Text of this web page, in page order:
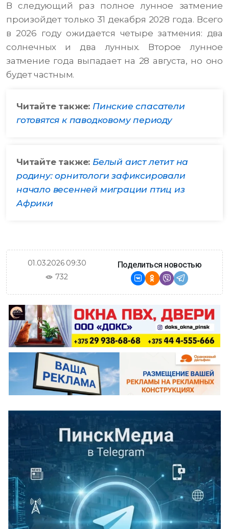
В следующий раз полное лунное затмение
произойдет только 31 декабря 2028 года. Всего
в 2026 году ожидается четыре затмения: два
солнечных и два лунных. Второе лунное
затмение года выпадает на 28 августа, но оно
будет частным.
Читайте также: Пинские спасатели
готовятся к паводковому периоду
Читайте также: Белый аист летит на
родину: орнитологи зафиксировали
начало весенней миграции птиц из
Африки
01.03.2026 09:30
732
Поделиться новостью